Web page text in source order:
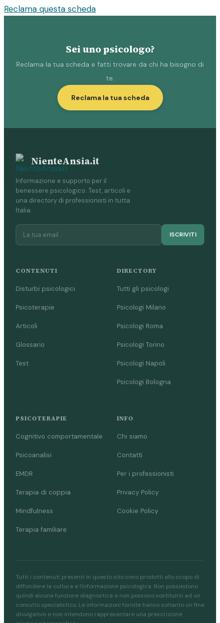
Reclama questa scheda
Sei uno psicologo?
Reclama la tua scheda e fatti trovare da chi ha bisogno di
te.
Reclama la tua scheda
NienteAnsia.it
Informazione e supporto per il
benessere psicologico. Test, articoli e
una directory di professionisti in tutta
Italia.
ISCRIVITI
CONTENUTI
Disturbi psicologici
Psicoterapie
Articoli
Glossario
Test
DIRECTORY
Tutti gli psicologi
Psicologi Milano
Psicologi Roma
Psicologi Torino
Psicologi Napoli
Psicologi Bologna
PSICOTERAPIE
Cognitivo comportamentale
Psicoanalisi
EMDR
Terapia di coppia
Mindfulness
Terapia familiare
INFO
Chi siamo
Contatti
Per i professionisti
Privacy Policy
Cookie Policy
Tutti i contenuti presenti in questo sito sono prodotti allo scopo di
diffondere la cultura e l'informazione psicologica. Non possiedono
quindi alcuna funzione diagnostica e non possono sostituirsi ad un
consulto specialistico. Le informazioni fornite hanno soltanto un fine
divulgativo e non intendono rappresentare una prescrizione